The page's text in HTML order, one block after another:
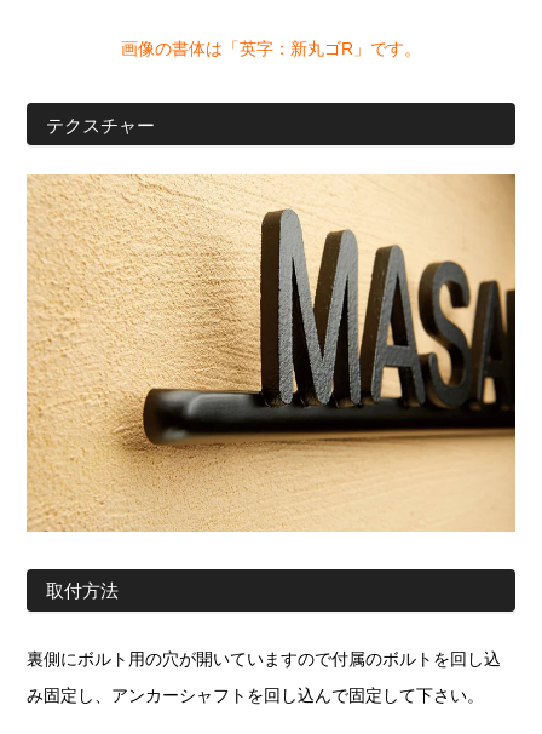
画像の書体は「英字：新丸ゴR」です。
テクスチャー
取付方法
裏側にボルト用の穴が開いていますので付属のボルトを回し込
み固定し、アンカーシャフトを回し込んで固定して下さい。